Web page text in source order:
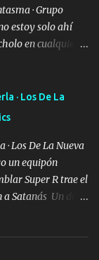
· Grupo
estoy solo ahí
en cualquier
y a mi
y firmes
las artilladas
ya saben qué
poco cuando
· Los De La
Los De La Nueva
un equipón
Super R trae el
Satanás Un día
saben que la